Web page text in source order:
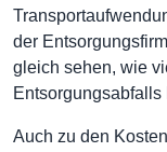
der
gleich sehen, wie
Entsorgungsabfalls
Auch zu den